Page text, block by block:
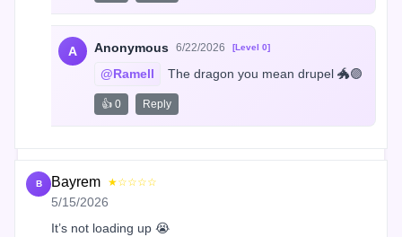
A Anonymous 6/22/2026 [Level 0]
@Ramell The dragon you mean drupel 🐲🟣
👍 0 Reply
B Bayrem ★☆☆☆☆
5/15/2026
It’s not loading up 😭